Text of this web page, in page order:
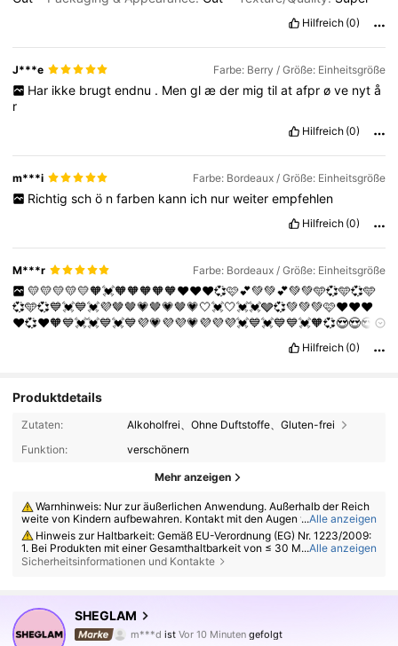
Hilfreich (0)
J***e Farbe: Berry / Größe: Einheitsgröße
Har ikke brugt endnu . Men gl æ der mig til at afpr ø ve nyt å
r
Hilfreich (0)
m***i Farbe: Bordeaux / Größe: Einheitsgröße
Richtig sch ö n farben kann ich nur weiter empfehlen
Hilfreich (0)
M***r Farbe: Bordeaux / Größe: Einheitsgröße
💛💛💛💛💛🧡💓🧡🧡🧡🧡🧡❤️❤️❤️💞🩷💕💚💚💕💚💚🩵💞🩵💞🩵
💞🩵💞💙💓💙💓💜🤎🤎💗🤎💗🤎💗🤍💓🤍💓💓🩶💞💚💚💚🩷❤️❤️❤️
❤️💞❤️🧡💙💓💓💙💓💙💜💗💜💜💗💜💜💜💓💙💓💙💙💓🧡💞😍😍😍
🌺🌷🌺🌷🌺🌷🌺🌺🌷🌺🌷🌺🌺🌺🌷🌺🌷🌺🌷🌺🌷🌺🌷🌺🌷🌺🌺🌷🌺
Hilfreich (0)
Produktdetails
Zutaten:
Alkoholfrei、Ohne Duftstoffe、Gluten-frei
Funktion:
verschönern
Mehr anzeigen
Warnhinweis: Nur zur äußerlichen Anwendung. Außerhalb der Reich
weite von Kindern aufbewahren. Kontakt mit den Augen vermeiden. Nic
ht auf verletzter oder gereizter Haut anwenden. Bei Hautreizungen die
Anwendung abbrechen.
...Alle anzeigen
Hinweis zur Haltbarkeit: Gemäß EU-Verordnung (EG) Nr. 1223/2009:
1. Bei Produkten mit einer Gesamthaltbarkeit von ≤ 30 Monaten: Das Ve
rfallsdatum wird auf der Verpackung durch ein Sanduhrsymbol ⌛ + Datu
bol für ein offenes Glas + M, wobei M für Monate steht. Hinweis: Produk
te in Einwegverpackungen, nicht zu öffnende Waren und andere spezifi
zierte Artikel sind von der Kennzeichnungspflicht ausgenommen. Bitte
...Alle anzeigen
Sicherheitsinformationen und Kontakte
SHEGLAM
m***p ist am Durchsuchen